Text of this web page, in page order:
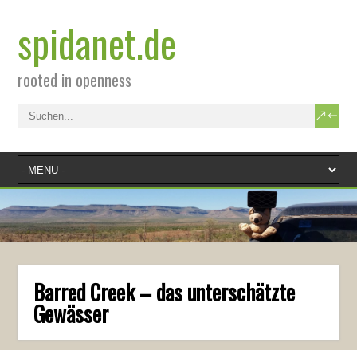
spidanet.de
rooted in openness
Barred Creek – das unterschätzte
Gewässer